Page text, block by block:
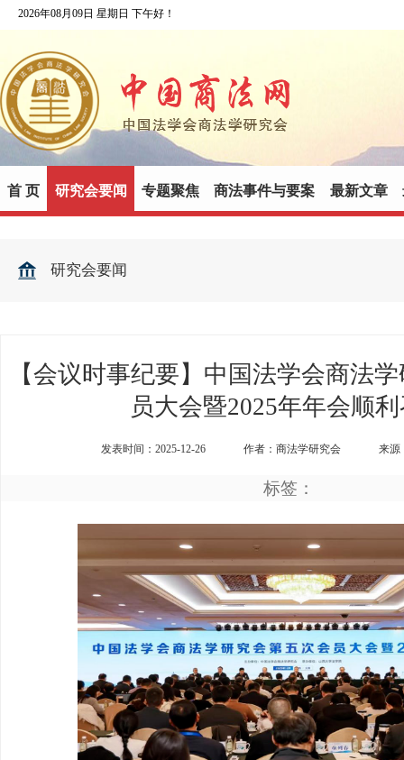
2026年08月09日 星期日 下午好！
首 页 研究会要闻 专题聚焦 商法事件与要案 最新文章
研究会要闻
【会议时事纪要】中国法学会商法
员大会暨2025年年会顺
发表时间：2025-12-26 作者：商法学研究会 来源
标签：